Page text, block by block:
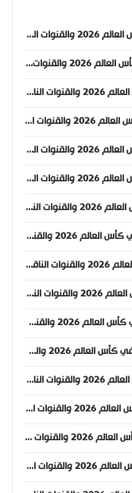
موعد مباراة إنجلترا وكرواتيا في كأس العالم 2026 والقنوات الناقلة
موعد مباراة البرتغال والكونغو في كأس العالم 2026 والقنوات الناقلة
موعد مباراة النمسا والأردن في كأس العالم 2026 والقنوات الناقلة
موعد مباراة الأرجنتين والجزائر في كأس العالم 2026 والقنوات الناقلة
موعد مباراة العراق والنرويج في كأس العالم 2026 والقنوات الناقلة
موعد مباراة فرنسا والسنغال في كأس العالم 2026 والقنوات الناقلة
موعد مباراة إيران ونيوزيلندا في كأس العالم 2026 والقنوات الناقلة
موعد مباراة السعودية وأوروغواي في كأس العالم 2026 والقنوات الناقلة
موعد مباراة بلجيكا ومصر في كأس العالم 2026 والقنوات الناقلة
موعد مباراة السويد وتونس في كأس العالم 2026 والقنوات الناقلة
موعد مباراة إسبانيا والرأس الأخضر في كأس العالم 2026 والقنوات الناقلة
موعد مباراة ساحل العاج والإكوادور في كأس العالم 2026 والقنوات الناقلة
موعد مباراة أستراليا وتركيا في كأس العالم 2026 والقنوات الناقلة
موعد مباراة ألمانيا وكوراساو في كأس العالم 2026 والقنوات الناقلة
موعد مباراة هايتي واسكتلندا في كأس العالم 2026 والقنوات الناقلة
موعد مباراة البرازيل والمغرب في كأس العالم 2026 والقنوات الناقلة